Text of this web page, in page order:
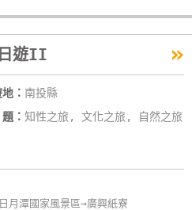
遊II »
： 南投縣
： 知性之旅, 文化之旅, 自然之旅
月潭國家風景區→廣興紙寮